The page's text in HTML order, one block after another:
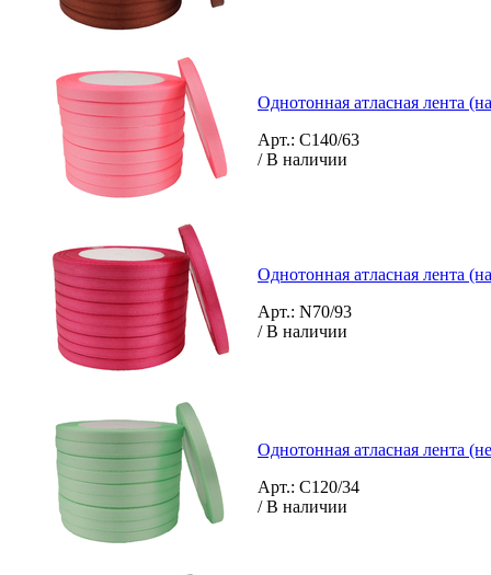
Однотонная атласная лента
Арт.: C140/63
/ В наличии
Однотонная атласная лента
Арт.: N70/93
/ В наличии
Однотонная атласная лента
Арт.: C120/34
/ В наличии